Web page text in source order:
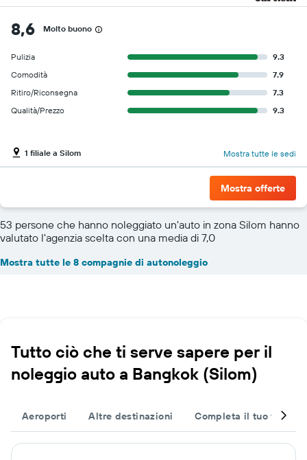
8,6 Molto buono
Pulizia
9.3
Comodità
7.9
Ritiro/Riconsegna
7.3
Qualità/Prezzo
9.3
1 filiale a Silom Mostra tutte le sedi
Mostra offerte
53 persone che hanno noleggiato un'auto in zona Silom hanno
valutato l'agenzia scelta con una media di 7,0
Mostra tutte le 8 compagnie di autonoleggio
Tutto ciò che ti serve sapere per il
noleggio auto a Bangkok (Silom)
Aeroporti Altre destinazioni Completa il tuo viaggio